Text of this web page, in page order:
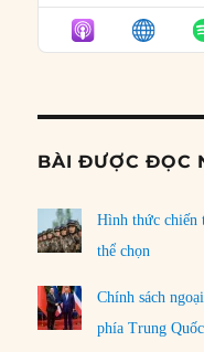
EPISODE
BÀI ĐƯỢC ĐỌC
Hình thức chiến
thể chọn
Chính sách
phía Trung Quốc